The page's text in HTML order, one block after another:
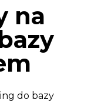
na
do bazy